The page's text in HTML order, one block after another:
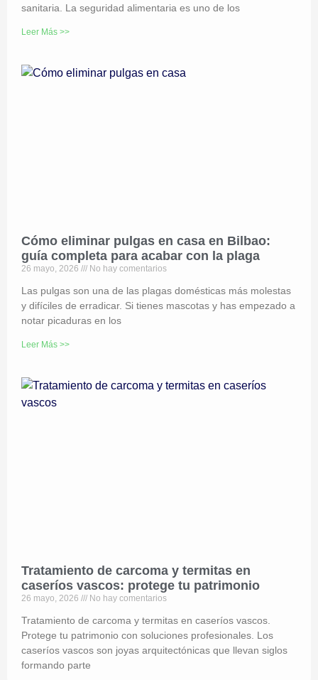
sanitaria. La seguridad alimentaria es uno de los
Leer Más >>
Cómo eliminar pulgas en casa en Bilbao:
guía completa para acabar con la plaga
26 mayo, 2026 No hay comentarios
Las pulgas son una de las plagas domésticas más molestas
y difíciles de erradicar. Si tienes mascotas y has empezado a
notar picaduras en los
Leer Más >>
Tratamiento de carcoma y termitas en
caseríos vascos: protege tu patrimonio
26 mayo, 2026 No hay comentarios
Tratamiento de carcoma y termitas en caseríos vascos.
Protege tu patrimonio con soluciones profesionales. Los
caseríos vascos son joyas arquitectónicas que llevan siglos
formando parte